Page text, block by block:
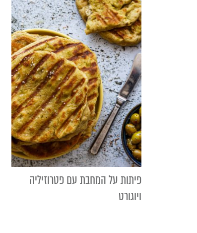
פיתות על המחבת עם פטרוזיליה
ויוגורט